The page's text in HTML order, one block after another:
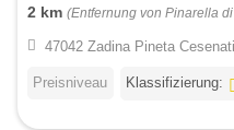
2 km (Entfernung von Pinarella
47042 Zadina Pineta
Preisniveau Klassifizierung: